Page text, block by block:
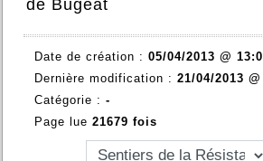
de Bugeat
Date de création : 05/04/2013 @
Dernière modification : 21/04/2013
Catégorie : -
Page lue 21679 fois